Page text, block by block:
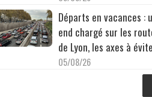
Départs en vacances :
end chargé sur les
de Lyon, les axes à
05/08/26